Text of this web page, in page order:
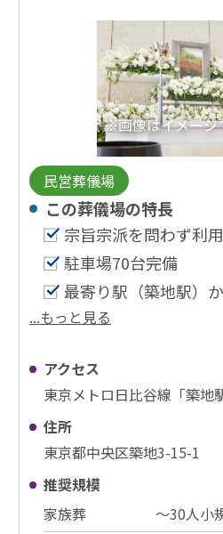
※画像はイメージ
民営葬儀場
この葬儀場の特⻑
宗旨宗派を問わず利
駐車場70台完備
最寄り駅（築地駅）
...もっと見る
アクセス
東京メトロ日比谷線「築地
住所
東京都中央区築地3-15-1
推奨規模
家族葬
〜30⼈小